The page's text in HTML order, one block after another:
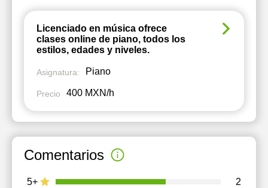
Licenciado en música ofrece
clases online de piano, todos los
estilos, edades y niveles.
Asignatura: Piano
Precio 400 MXN/h
Comentarios
5+ 2